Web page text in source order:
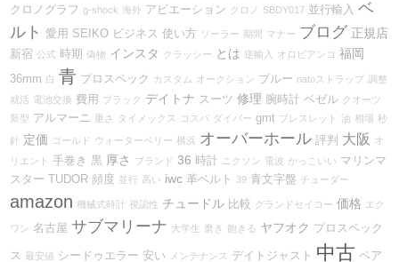
クロノグラフ g-shock 海外 アビエーション クロノ SBDY017 並行輸入 ベ
ルト
愛用 SEIKO ビジネス 使い方 ソーラー 期間 マナー ブログ 正規店
新宿 公式 時期 偽物 インスタ クラッシー とは 逆輸入 オロビアンコ 福岡
36mm 白 青 プロスペック カスタム オークション ブルー natoストラップ 調整
就活 電池交換 費用 ブラック デイトナ スーツ 修理 腕時計 ベゼル クオーツ
新型 アルマーニ 重さ タイメックス コスパ ダイバー gmt ブレスレット 油 相場 秒
針 定価 ゴールド ウォーターベリー 横浜 オーバーホール 評判 大阪 オ
リエント
手巻き 黒 厚さ ブランド 36 時計 ニクソン 電波 かっこいい マリンマ
スター TUDOR 頻度 並行 高い iwc 革ベルト 39 青文字盤 チューダー
amazon 機械式時計 視認性 チュードル 比較 グランドセイコー 価格 エク
ワン 名古屋 サブマリーナ 大学生 磨き 飽きる ヤフオク プロスペック
ス 最安値 シードゥエラー 安い メンテナンス デイトジャスト 中古 ペア